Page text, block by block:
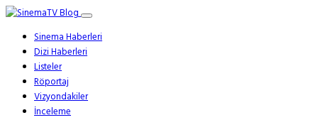
Sinema Haberleri
Dizi Haberleri
Listeler
Röportaj
Vizyondakiler
İnceleme